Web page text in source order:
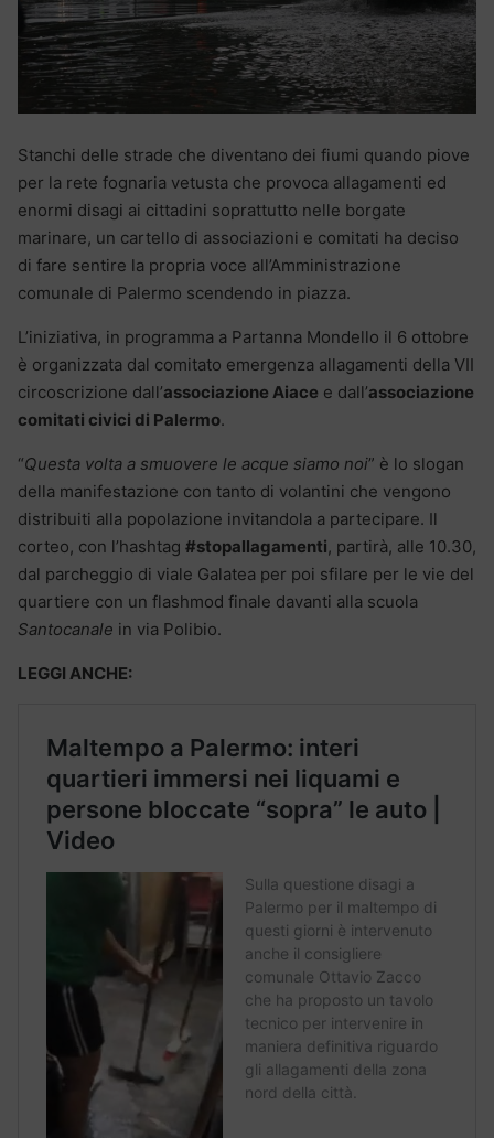
Stanchi delle strade che diventano dei fiumi quando piove
per la rete fognaria vetusta che provoca allagamenti ed
enormi disagi ai cittadini soprattutto nelle borgate
marinare, un cartello di associazioni e comitati ha deciso
di fare sentire la propria voce all’Amministrazione
comunale di Palermo scendendo in piazza.
L’iniziativa, in programma a Partanna Mondello il 6 ottobre
è organizzata dal comitato emergenza allagamenti della VII
circoscrizione dall’associazione Aiace e dall’associazione
comitati civici di Palermo.
“Questa volta a smuovere le acque siamo noi” è lo slogan
della manifestazione con tanto di volantini che vengono
distribuiti alla popolazione invitandola a partecipare. Il
corteo, con l’hashtag #stopallagamenti, partirà, alle 10.30,
dal parcheggio di viale Galatea per poi sfilare per le vie del
quartiere con un flashmod finale davanti alla scuola
Santocanale in via Polibio.
LEGGI ANCHE: